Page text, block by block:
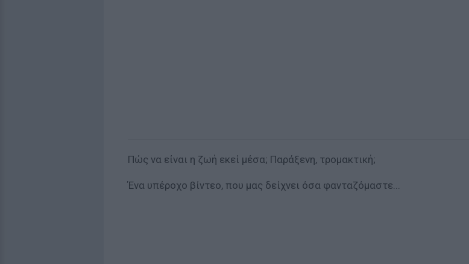
Πώς να είναι η ζωή εκεί μέσα; Παράξενη, τρομακτική;
Ένα υπέροχο βίντεο, που μας δείχνει όσα φανταζόμαστε...